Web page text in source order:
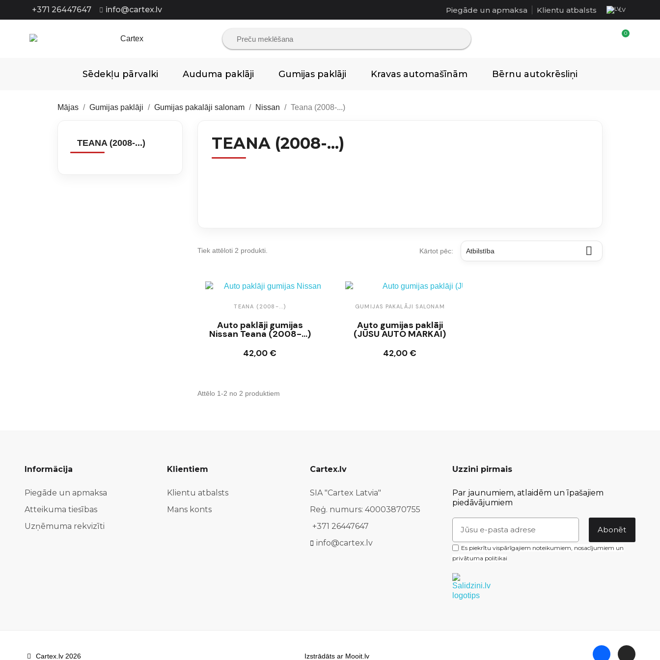
+371 26447647 info@cartex.lv Piegāde un apmaksa Klientu atbalsts LV
Sēdekļu pārvalki Auduma paklāji Gumijas paklāji Kravas automašīnām Bērnu autokrēsliņi
Mājas Gumijas paklāji Gumijas pakalāji salonam Nissan Teana (2008-...)
TEANA (2008-...) TEANA (2008-...)
Tiek attēloti 2 produkti. Kārtot pēc: Atbilstība 
TEANA (2008-...)
Auto paklāji gumijas
Nissan Teana (2008-...)
42,00 €
Ielikt grozā
GUMIJAS PAKALĀJI SALONAM
Auto gumijas paklāji
(JŪSU AUTO MARKAI)
42,00 €
Ielikt grozā
Attēlo 1-2 no 2 produktiem
Informācija
Piegāde un apmaksa
Atteikuma tiesības
Uzņēmuma rekvizīti
Klientiem
Klientu atbalsts
Mans konts
Cartex.lv
SIA "Cartex Latvia"
Reģ. numurs: 40003870755
+371 26447647
info@cartex.lv
Uzzini pirmais
Par jaunumiem, atlaidēm un īpašajiem
piedāvājumiem
Abonēt
Es piekrītu vispārīgajiem noteikumiem, nosacījumiem un
privātuma politikai
Cartex.lv 2026 Izstrādāts ar Mooit.lv